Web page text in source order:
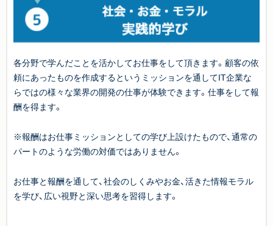
各分野で学んだことを活かしてお仕事をして頂きます。顧客の依
頼にあったものを作成するというミッションを通してIT企業な
らではの様々な業界の開発の仕事が体験できます。仕事をして報
酬を得ます。
※報酬はお仕事ミッションとしての学び上設けたもので、通常の
パートのような労働の対価ではありません。
お仕事と報酬を通して、社会のしくみやお金、活きた情報モラル
を学び、広い視野と深い思考を習得します。